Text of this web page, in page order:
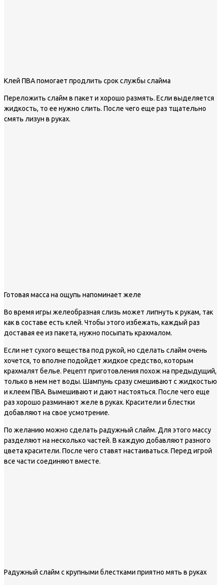
Клей ПВА помогает продлить срок службы слайма
Переложить слайм в пакет и хорошо размять. Если выделяется
жидкость, то ее нужно слить. После чего еще раз тщательно
смять лизун в руках.
Готовая масса на ощупь напоминает желе
Во время игры желеобразная слизь может липнуть к рукам, так
как в составе есть клей. Чтобы этого избежать, каждый раз
доставая ее из пакета, нужно посыпать крахмалом.
Если нет сухого вещества под рукой, но сделать слайм очень
хочется, то вполне подойдет жидкое средство, которым
крахмалят белье. Рецепт приготовления похож на предыдущий,
только в нем нет воды. Шампунь сразу смешивают с жидкостью
и клеем ПВА. Вымешивают и дают настояться. После чего еще
раз хорошо разминают желе в руках. Красители и блестки
добавляют на свое усмотрение.
По желанию можно сделать радужный слайм. Для этого массу
разделяют на несколько частей. В каждую добавляют разного
цвета красители. После чего ставят настаиваться. Перед игрой
все части соединяют вместе.
Радужный слайм с крупными блестками приятно мять в руках